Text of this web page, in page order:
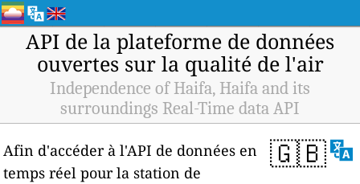
API de la plateforme de données
ouvertes sur la qualité de l'air
Independence of Haifa, Haifa and its
surroundings Real-Time data API
🇬🇧
Afin d'accéder à l'API de données en
temps réel pour la station de